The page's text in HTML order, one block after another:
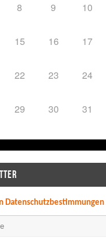
8 9 10
15 16 17
22 23 24
29 30 31
Datenschutzbestimmungen